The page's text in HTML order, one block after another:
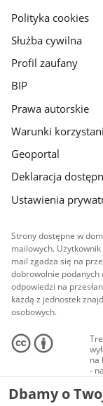
gov.pl
Polityka cookies
Służba cywilna
Profil zaufany
BIP
Prawa autorskie
Warunki
Geoportal
Deklaracja
Ustawienia
Strony dostępne w
mailowych.
mail zgadza się na
dobrowolnie podanych
odpowiedzi na
każdą z jednostek
osobowych.
na
-
Dbamy o